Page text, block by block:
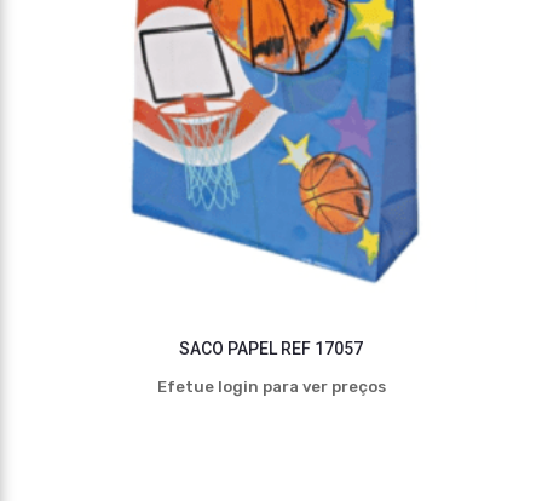
SACO PAPEL REF 17057
Efetue login para ver preços